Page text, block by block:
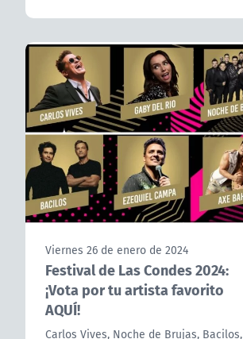
Viernes 26 de enero de 2024
Festival de Las Condes 2024:
¡Vota por tu artista favorito
AQUÍ!
Carlos Vives, Noche de Brujas, Bacilos,